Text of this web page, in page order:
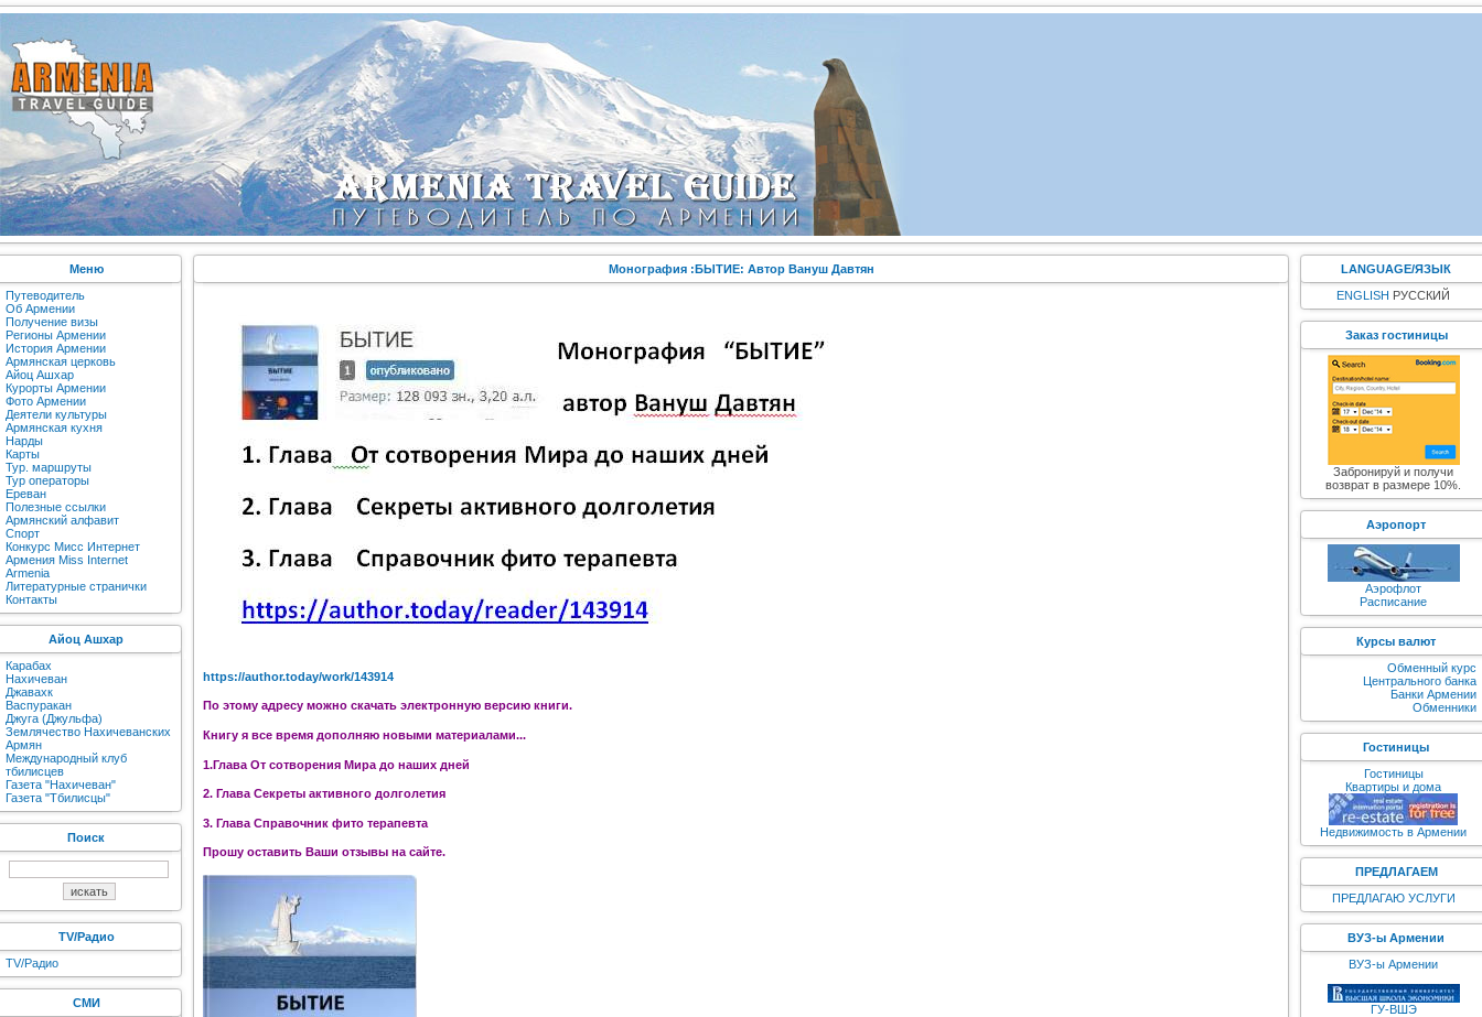
Меню
Путеводитель
Об Армении
Получение визы
Регионы Армении
История Армении
Армянская церковь
Айоц Ашхар
Курорты Армении
Фото Армении
Деятели культуры
Армянская кухня
Нарды
Карты
Тур. маршруты
Тур операторы
Ереван
Полезные ссылки
Армянский алфавит
Спорт
Конкурс Мисс Интернет
Армения Miss Internet
Armenia
Литературные странички
Контакты
Айоц Ашхар
Карабах
Нахичеван
Джавахк
Васпуракан
Джуга (Джульфа)
Землячество Нахичеванских
Армян
Международный клуб
тбилисцев
Газета "Нахичеван"
Газета "Тбилисцы"
Поиск
TV/Радио
TV/Радио
СМИ
Монография :БЫТИЕ: Автор Вануш Давтян
https://author.today/work/143914
По этому адресу можно скачать электронную версию книги.
Книгу я все время дополняю новыми материалами...
1.Глава От сотворения Мира до наших дней
2. Глава Секреты активного долголетия
3. Глава Справочник фито терапевта
Прошу оставить Ваши отзывы на сайте.
LANGUAGE/ЯЗЫК
ENGLISH РУССКИЙ
Заказ гостиницы
Забронируй и получи
возврат в размере 10%.
Аэропорт
Аэрофлот
Расписание
Курсы валют
Обменный курс
Центрального банка
Банки Армении
Обменники
Гостиницы
Гостиницы
Квартиры и дома
Недвижимость в Армении
ПРЕДЛАГАЕМ
ПРЕДЛАГАЮ УСЛУГИ
ВУЗ-ы Армении
ВУЗ-ы Армении
ГУ-ВШЭ